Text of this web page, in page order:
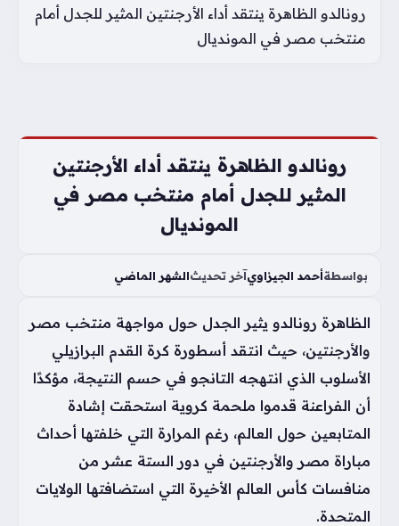
رونالدو الظاهرة ينتقد أداء الأرجنتين المثير للجدل أمام
منتخب مصر في المونديال
رونالدو الظاهرة ينتقد أداء الأرجنتين
المثير للجدل أمام منتخب مصر في
المونديال
بواسطةأحمد الجيزاويآخر تحديثالشهر الماضي
الظاهرة رونالدو يثير الجدل حول مواجهة منتخب مصر
والأرجنتين، حيث انتقد أسطورة كرة القدم البرازيلي
الأسلوب الذي انتهجه التانجو في حسم النتيجة، مؤكدًا
أن الفراعنة قدموا ملحمة كروية استحقت إشادة
المتابعين حول العالم، رغم المرارة التي خلفتها أحداث
مباراة مصر والأرجنتين في دور الستة عشر من
منافسات كأس العالم الأخيرة التي استضافتها الولايات
المتحدة.